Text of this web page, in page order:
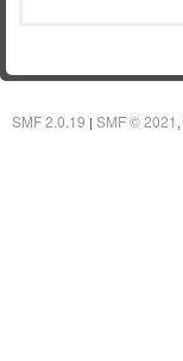
SMF 2.0.19 | SMF © 2021